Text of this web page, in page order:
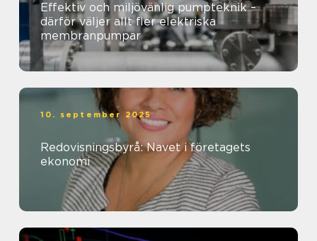
Effektiv och miljövänlig pumpteknik –
därför väljer allt fler elektriska
membranpumpar
10. september 2025
Redovisningsbyrå: Navet i företagets
ekonomi